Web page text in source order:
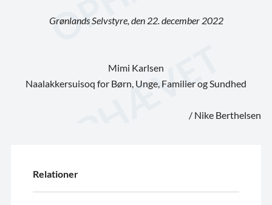
Grønlands Selvstyre, den 22. december 2022
Mimi Karlsen
Naalakkersuisoq for Børn, Unge, Familier og Sundhed
/ Nike Berthelsen
Relationer